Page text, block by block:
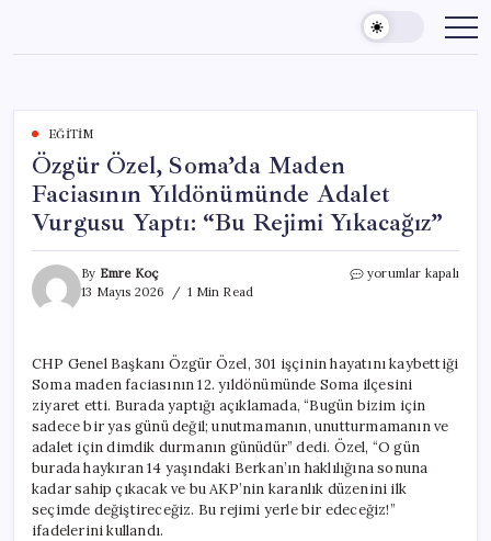
content
EĞITIM
Özgür Özel, Soma’da Maden
Faciasının Yıldönümünde Adalet
Vurgusu Yaptı: “Bu Rejimi Yıkacağız”
By Emre Koç
13 Mayıs 2026
1 Min Read
Özgür
Yıldönümünde
Adalet
Vurgusu
Yaptı:
“Bu
Rejimi
Yıkacağız”
için
yorumlar kapalı
CHP Genel Başkanı Özgür Özel, 301 işçinin hayatını kaybettiği
Soma maden faciasının 12. yıldönümünde Soma ilçesini
ziyaret etti. Burada yaptığı açıklamada, “Bugün bizim için
sadece bir yas günü değil; unutmamanın, unutturmamanın ve
adalet için dimdik durmanın günüdür” dedi. Özel, “O gün
burada haykıran 14 yaşındaki Berkan’ın haklılığına sonuna
kadar sahip çıkacak ve bu AKP’nin karanlık düzenini ilk
seçimde değiştireceğiz. Bu rejimi yerle bir edeceğiz!”
ifadelerini kullandı.